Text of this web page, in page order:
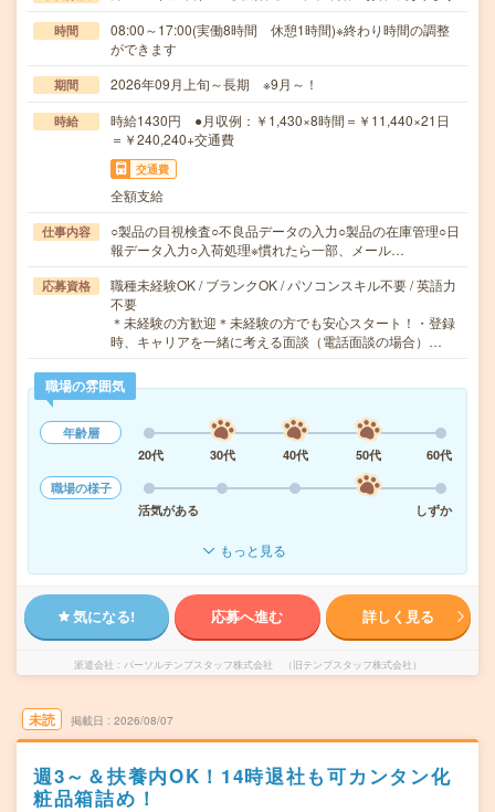
時間
08:00～17:00(実働8時間 休憩1時間)※終わり時間の調整
ができます
期間 2026年09月上旬～長期 ※9月～！
時給
時給1430円 ●月収例：￥1,430×8時間＝￥11,440×21日
＝￥240,240+交通費
交通費
全額支給
仕事内容
○製品の目視検査○不良品データの入力○製品の在庫管理○日
報データ入力○入荷処理※慣れたら一部、メール…
応募資格
職種未経験OK / ブランクOK / パソコンスキル不要 / 英語力
不要
＊未経験の方歓迎＊未経験の方でも安心スタート！・登録
時、キャリアを一緒に考える面談（電話面談の場合）…
職場の雰囲気
年齢層
20代
30代 40代 50代
60代
職場の様子
活気がある
しずか
もっと見る
気になる! 応募へ進む 詳しく見る
派遣会社 パーソルテンプスタッフ株式会社 （旧テンプスタッフ株式会社）
未読 掲載日 2026/08/07
週3～＆扶養内OK！14時退社も可カンタン化
粧品箱詰め！